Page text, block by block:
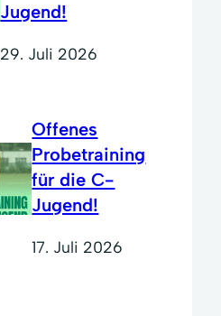
Jugend!
29. Juli 2026
Offenes
Probetraining
für die C-
Jugend!
17. Juli 2026